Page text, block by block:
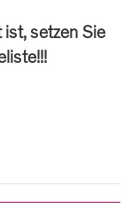
setzen Sie